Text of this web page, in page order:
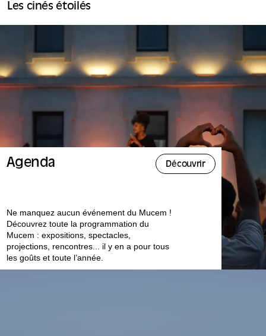
Les cinés étoilés
Agenda Découvrir
Ne manquez aucun événement du Mucem !
Découvrez toute la programmation du
Mucem : expositions, spectacles,
projections, rencontres... il y en a pour tous
les goûts et toute l’année.